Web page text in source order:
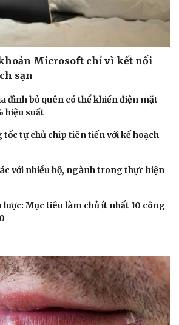
Microsoft chỉ vì kết nối
sạn
đình bỏ quên có thể khiến điện mặt
hiệu suất
tốc tự chủ chip tiên tiến với kế hoạch
với nhiều bộ, ngành trong thực hiện
lược: Mục tiêu làm chủ ít nhất 10 công